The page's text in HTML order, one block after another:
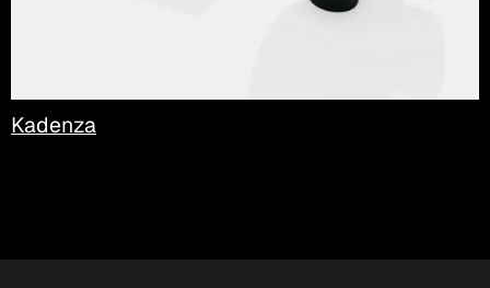
Kadenza